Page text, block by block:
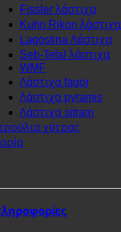
Fissler λάστιχα
Kuhn Rikon λάστιχα
Lagostina Λάστιχα
Seb-Tefal λάστιχα
WMF
Λάστιχα fagor
Λάστιχα pyramis
Λάστιχα sitram
χύτρας